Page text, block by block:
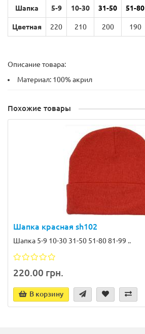
Шапка 5-9 10-30 31-50 51-80
Цветная 220 210 200 190
Описание товара:
Материал: 100% акрил
Похожие товары
Шапка красная sh102
Шапка 5-9 10-30 31-50 51-80 81-99 ..
220.00 грн.
В корзину